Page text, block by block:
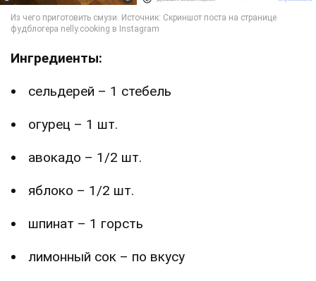
Ингредиенты:
сельдерей – 1 стебель
огурец – 1 шт.
авокадо – 1/2 шт.
яблоко – 1/2 шт.
шпинат – 1 горсть
лимонный сок – по вкусу